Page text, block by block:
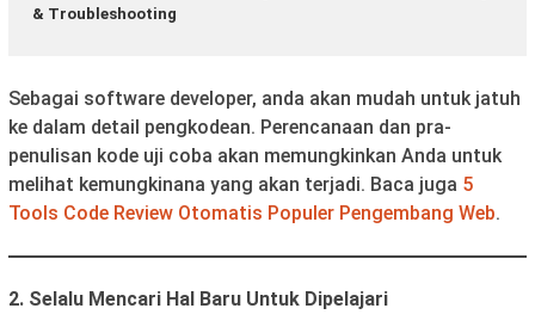
& Troubleshooting
Sebagai software developer, anda akan mudah untuk jatuh
ke dalam detail pengkodean. Perencanaan dan pra-
penulisan kode uji coba akan memungkinkan Anda untuk
melihat kemungkinana yang akan terjadi. Baca juga 5
Tools Code Review Otomatis Populer Pengembang Web.
2. Selalu Mencari Hal Baru Untuk Dipelajari